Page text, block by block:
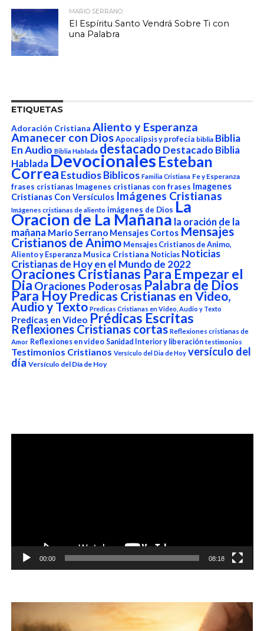
MARIO SERRANO
El Espíritu Santo Vendrá Sobre Ti con
una Palabra
ETIQUETAS
Adoración Cristiana Aliento y Esperanza
Amanecer con Dios Apocalipsis y profecía biblia Biblia
En Audio Biblia Hablada destacado Destacado Biblia
HabladaDevocionalesEsteban
Correa Estudios Biblicos Familia Cristiana Fe y Esperanza
frases cristianas Imagenes cristianas con frases Imagenes
Cristianas Con Versículos Imágenes Cristianas
Imágenes cristianas de aliento imágenes de Dios La
Oracion de La Mañana la oración de la
mañana Mario Serrano Mensajes Cortos Mensajes
Cristianos de Animo Mensajes Cristianos de Animo,
Aliento y Esperanza Musica Cristiana Noticias Noticias
Cristianas de Hoy en el Mundo de 2022
Oraciones Cristianas Para Empezar el
DiaOraciones Poderosas Palabra de Dios
Para Hoy Predicas Cristianas en Video,
Audio y Texto Predicas Cristianas en Video, Audio y Texto
Predicas en Video Prédicas Escritas
Reflexiones Cristianas cortas Reflexiones cristianas de
Amor Reflexiones en video Sanidad Interior y liberación testimonios
Testimonios Cristianos Versículo del Dia de Hoy versículo del
día Versículo del Día de Hoy
Reproductor
00:00 08:18